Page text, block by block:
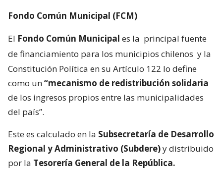
Fondo Común Municipal (FCM)
El Fondo Común Municipal es la principal fuente
de financiamiento para los municipios chilenos y la
Constitución Política en su Artículo 122 lo define
como un“mecanismo de redistribución solidaria
de los ingresos propios entre las municipalidades
del país”.
Este es calculado en la Subsecretaría de Desarrollo
Regional y Administrativo (Subdere)y distribuido
por la Tesorería General de la República.